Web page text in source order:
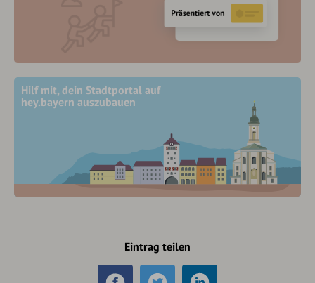
Hilf mit, dein Stadtportal auf
hey.bayern auszubauen
Eintrag teilen